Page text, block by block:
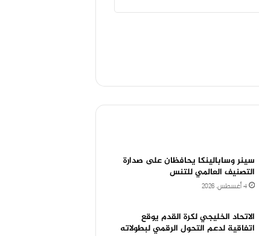
سينر وسابالينكا يحافظان على صدارة
التصنيف العالمي للتنس
4 أغسطس، 2026
الاتحاد الخليجي لكرة القدم يوقع
اتفاقية لدعم التحول الرقمي لبطولاته